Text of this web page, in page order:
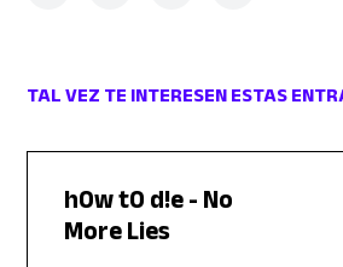
TAL VEZ TE INTERESEN ESTAS
h0w t0 d!e - No
More Lies